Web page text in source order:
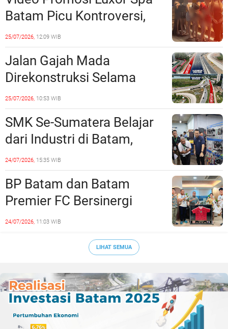
Batam Picu Kontroversi,
Dinilai Bermuatan Sensual
25/07/2026, 12:09 WIB
Jalan Gajah Mada
Direkonstruksi Selama
Empat Minggu, Ini Skema
Rekayasa Lalu Lintasnya
25/07/2026, 10:53 WIB
SMK Se-Sumatera Belajar
dari Industri di Batam,
Siapkan Lulusan Siap Kerja
Era Digital
24/07/2026, 15:35 WIB
BP Batam dan Batam
Premier FC Bersinergi
Cetak Generasi Emas
24/07/2026, 11:03 WIB
LIHAT SEMUA